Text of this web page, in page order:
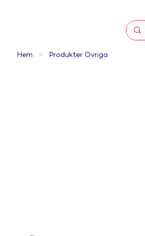
Hem > Produkter Övriga